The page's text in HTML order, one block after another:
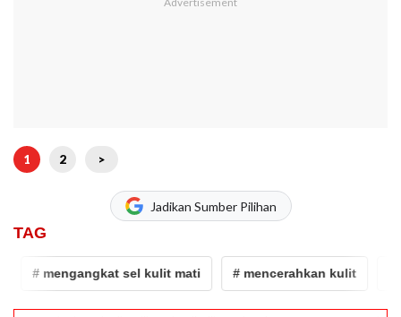
1 2 >
Jadikan Sumber Pilihan
TAG
# mengangkat sel kulit mati # mencerahkan kulit